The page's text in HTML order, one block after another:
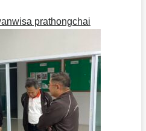
prathongchai